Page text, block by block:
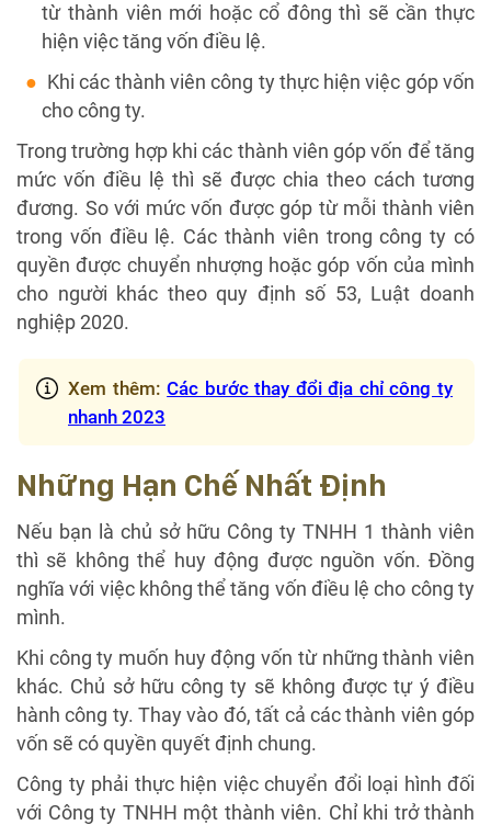
từ thành viên mới hoặc cổ đông thì sẽ cần thực
hiện việc tăng vốn điều lệ.
Khi các thành viên công ty thực hiện việc góp vốn
cho công ty.
Trong trường hợp khi các thành viên góp vốn để tăng
mức vốn điều lệ thì sẽ được chia theo cách tương
đương. So với mức vốn được góp từ mỗi thành viên
trong vốn điều lệ. Các thành viên trong công ty có
quyền được chuyển nhượng hoặc góp vốn của mình
cho người khác theo quy định số 53, Luật doanh
nghiệp 2020.
Xem thêm:Các bước thay đổi địa chỉ công ty
nhanh 2023
Những Hạn Chế Nhất Định
Nếu bạn là chủ sở hữu Công ty TNHH 1 thành viên
thì sẽ không thể huy động được nguồn vốn. Đồng
nghĩa với việc không thể tăng vốn điều lệ cho công ty
mình.
Khi công ty muốn huy động vốn từ những thành viên
khác. Chủ sở hữu công ty sẽ không được tự ý điều
hành công ty. Thay vào đó, tất cả các thành viên góp
vốn sẽ có quyền quyết định chung.
Công ty phải thực hiện việc chuyển đổi loại hình đối
với Công ty TNHH một thành viên. Chỉ khi trở thành